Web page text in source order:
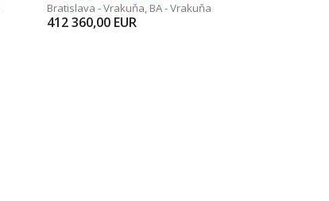
Bratislava - Vrakuňa, BA - Vrakuňa
412 360,00 EUR